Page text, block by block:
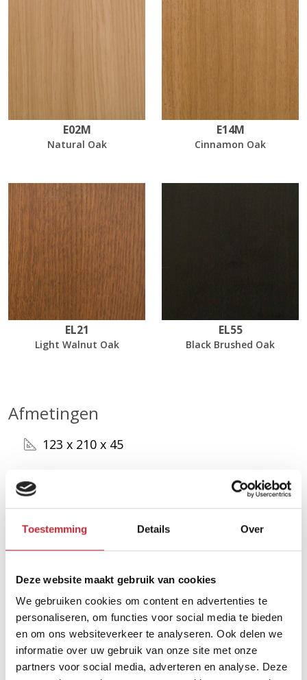
Toestemming Details Over
Deze website maakt gebruik van cookies
We gebruiken cookies om content en advertenties te
personaliseren, om functies voor social media te bieden
en om ons websiteverkeer te analyseren. Ook delen we
informatie over uw gebruik van onze site met onze
partners voor social media, adverteren en analyse. Deze
E02M
Natural Oak
E14M
Cinnamon Oak
EL21
Light Walnut Oak
EL55
Black Brushed Oak
Afmetingen
123 x 210 x 45
Zoek uw dichtsbijzijnde
dealer in ons netwerk
Vind een dealer